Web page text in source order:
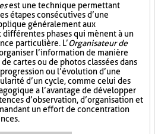
est une technique permettant
étapes consécutives d’une
généralement aux
phases qui mènent à un
particulière. L’Organisateur de
l’information de manière
cartes ou de photos classées dans
ou l’évolution d’une
d’un cycle, comme celui des
a l’avantage de développer
d’observation, d’organisation et
un effort de concentration